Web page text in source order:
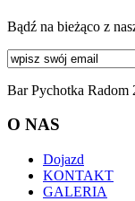
Bądź na bieżąco z
Bar Pychotka Radom
O NAS
Dojazd
KONTAKT
GALERIA